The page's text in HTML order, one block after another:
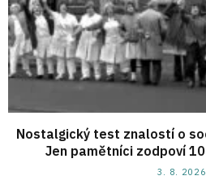
Nostalgický test znalostí o
Jen pamětníci zodpoví
3. 8. 2026